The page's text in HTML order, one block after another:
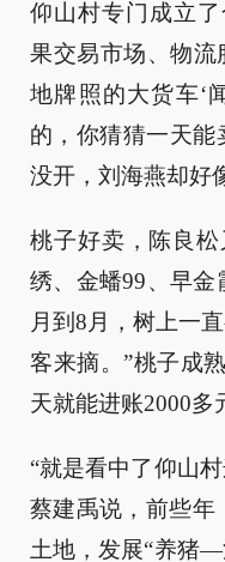
仰山村专门成立
果交易市场、物流
地牌照的大货车‘
的，你猜猜一天能
没开，刘海燕却好
桃子好卖，陈良
绣、金蟠99、早金
月到8月，树上一
客来摘。”桃子成
天就能进账2000多
“就是看中了仰山
蔡建禹说，前些年
土地，发展“养猪